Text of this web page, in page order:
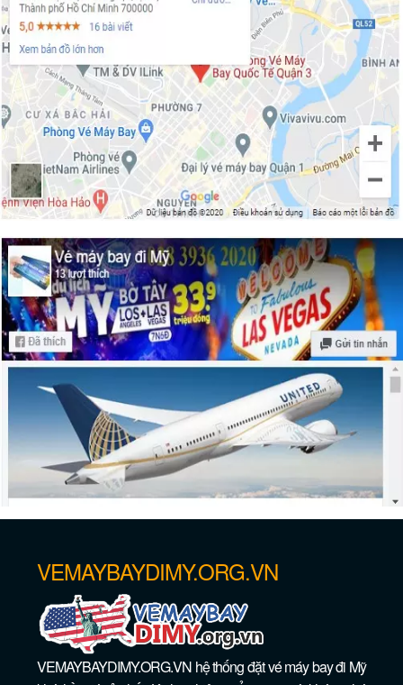
vé máy bay đi Vail – Colorado
Vé máy bay giá rẻ đi Newark – New
Jersey
VEMAYBAYDIMY.ORG.VN
VEMAYBAYDIMY.ORG.VN hệ thống đặt vé máy bay đi Mỹ